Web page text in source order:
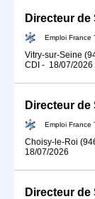
Emploi France
Vitry-sur-Seine
CDI - 18/07/2026
Emploi France
Choisy-le-Roi
18/07/2026